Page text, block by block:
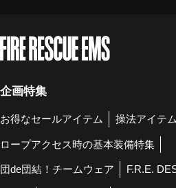
企画特集
お得なセールアイテム 操法アイテ
ロープアクセス時の基本装備特集
団de団結！チームウェア F.R.E.